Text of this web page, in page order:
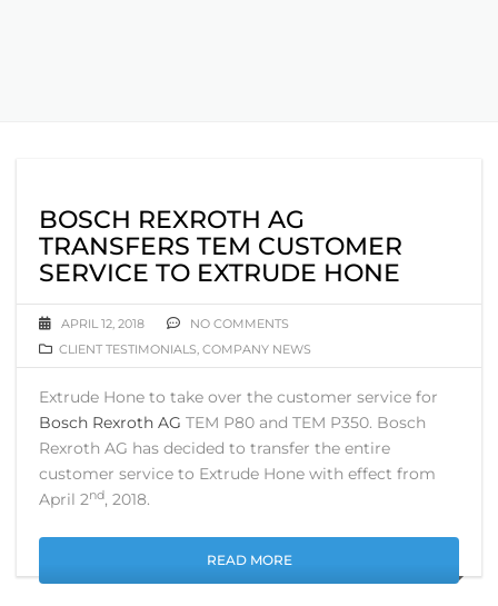
BOSCH REXROTH AG
TRANSFERS TEM CUSTOMER
SERVICE TO EXTRUDE HONE
APRIL 12, 2018
NO COMMENTS
CLIENT TESTIMONIALS, COMPANY NEWS
Extrude Hone to take over the customer service for
Bosch Rexroth AG TEM P80 and TEM P350. Bosch
Rexroth AG has decided to transfer the entire
customer service to Extrude Hone with effect from
April 2nd, 2018.
READ MORE